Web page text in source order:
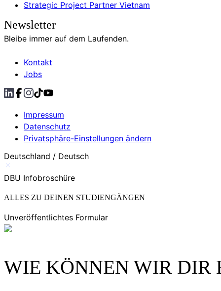
Strategic Project Partner Vietnam
Newsletter
Bleibe immer auf dem Laufenden.
Kontakt
Jobs
Impressum
Datenschutz
Privatsphäre-Einstellungen ändern
Deutschland / Deutsch
DBU Infobroschüre
ALLES ZU DEINEN STUDIENGÄNGEN
Unveröffentlichtes Formular
WIE KÖNNEN WIR DIR